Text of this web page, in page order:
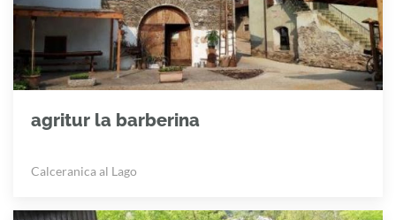
agritur la barberina
Calceranica al Lago